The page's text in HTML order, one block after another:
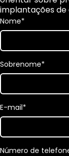
implantações de
Nome*
Sobrenome*
E-mail*
Número de